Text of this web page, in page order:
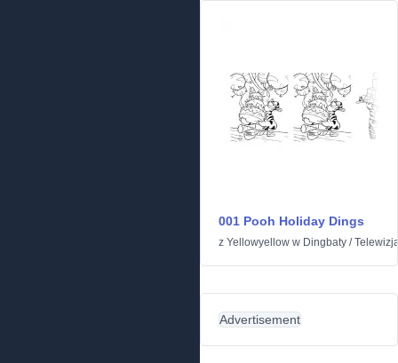
001 Pooh Holiday Dings
z Yellowyellow w Dingbaty /
Advertisement